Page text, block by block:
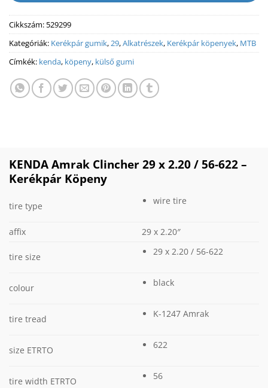
Cikkszám: 529299
Kategóriák: Kerékpár gumik,29,Alkatrészek, Kerékpár köpenyek, MTB
Címkék: kenda, köpeny, külső gumi
KENDA Amrak Clincher 29 x 2.20 / 56-622 –
Kerékpár Köpeny
tire type wire tire
affix 29 x 2.20″
tire size 29 x 2.20 / 56-622
colour black
tire tread K-1247 Amrak
size ETRTO 622
tire width ETRTO 56